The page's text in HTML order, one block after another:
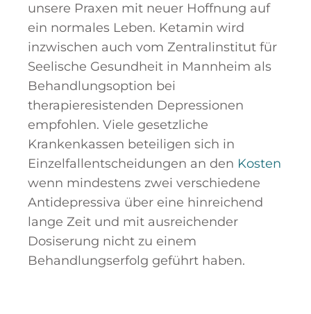
unsere Praxen mit neuer Hoffnung auf
ein normales Leben. Ketamin wird
inzwischen auch vom Zentralinstitut für
Seelische Gesundheit in Mannheim als
Behandlungsoption bei
therapieresistenden Depressionen
empfohlen. Viele gesetzliche
Krankenkassen beteiligen sich in
Einzelfallentscheidungen an den Kosten
wenn mindestens zwei verschiedene
Antidepressiva über eine hinreichend
lange Zeit und mit ausreichender
Dosiserung nicht zu einem
Behandlungserfolg geführt haben.